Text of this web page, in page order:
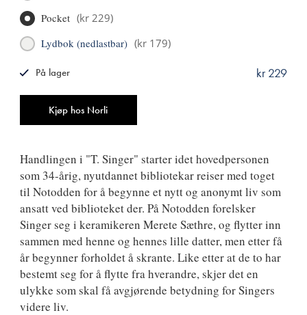
Pocket (kr 229)
Lydbok (nedlastbar) (kr 179)
Kjøp hos Norli
kr 229
På lager
Handlingen i "T. Singer" starter idet hovedpersonen
som 34-årig, nyutdannet bibliotekar reiser med toget
til Notodden for å begynne et nytt og anonymt liv som
ansatt ved biblioteket der. På Notodden forelsker
Singer seg i keramikeren Merete Sæthre, og flytter inn
sammen med henne og hennes lille datter, men etter få
år begynner forholdet å skrante. Like etter at de to har
bestemt seg for å flytte fra hverandre, skjer det en
ulykke som skal få avgjørende betydning for Singers
videre liv.